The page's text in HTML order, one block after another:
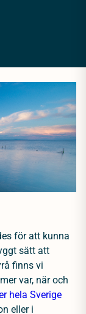
för att kunna
sätt att
finns vi
var, när och
hela Sverige
eller i